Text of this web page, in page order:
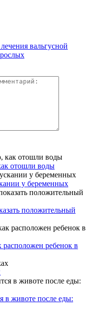
вальгусной
отошли воды
у беременных
положительный
ребенок в
в животе после еды: